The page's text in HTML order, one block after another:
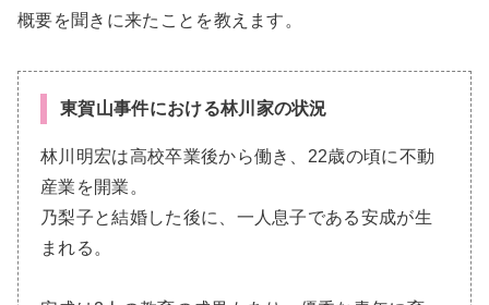
概要を聞きに来たことを教えます。
東賀山事件における林川家の状況
林川明宏は高校卒業後から働き、22歳の頃に不動
産業を開業。
乃梨子と結婚した後に、一人息子である安成が生
まれる。